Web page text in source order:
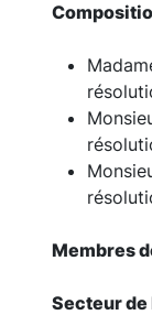
Membres
Secteur de